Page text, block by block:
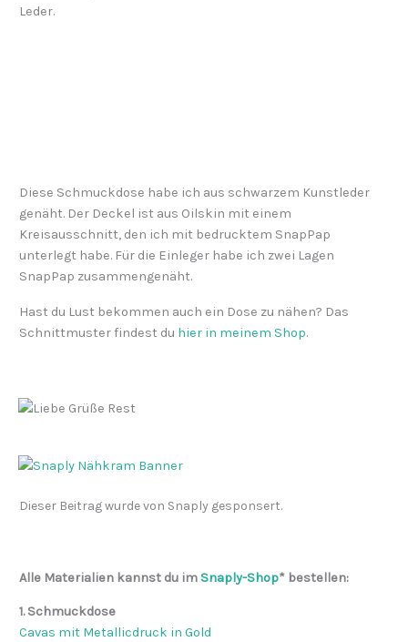
Leder.
Diese Schmuckdose habe ich aus schwarzem Kunstleder
genäht. Der Deckel ist aus Oilskin mit einem
Kreisausschnitt, den ich mit bedrucktem SnapPap
unterlegt habe. Für die Einleger habe ich zwei Lagen
SnapPap zusammengenäht.
Hast du Lust bekommen auch ein Dose zu nähen? Das
Schnittmuster findest du hier in meinem Shop.
Dieser Beitrag wurde von Snaply gesponsert.
Alle Materialien kannst du im Snaply-Shop* bestellen:
1. Schmuckdose
Cavas mit Metallicdruck in Gold